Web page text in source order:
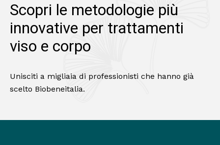
Scopri le metodologie più
innovative per trattamenti
viso e corpo
Unisciti a migliaia di professionisti che hanno già
scelto Biobeneitalia.